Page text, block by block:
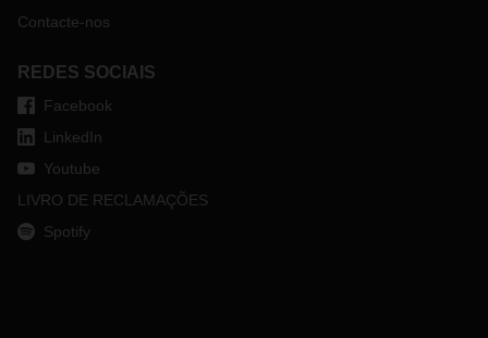
Contacte-nos
REDES SOCIAIS
Facebook
LinkedIn
Youtube
LIVRO DE RECLAMAÇÕES
Spotify